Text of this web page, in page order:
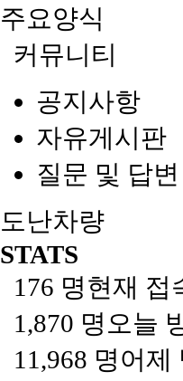
주요양식
커뮤니티
공지사항
자유게시판
질문 및 답변
도난차량
STATS
176 명현재 접
1,870 명 오늘
11,968 명어제